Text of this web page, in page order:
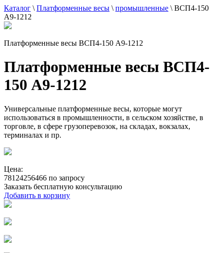
Каталог \ Платформенные весы \ промышленные \ ВСП4-150
А9-1212
Платформенные весы ВСП4-150 А9-1212
Платформенные весы ВСП4-
150 А9-1212
Универсальные платформенные весы, которые могут
использоваться в промышленности, в сельском хозяйстве, в
торговле, в сфере грузоперевозок, на складах, вокзалах,
терминалах и пр.
Цена:
78124256466 по запросу
Заказать бесплатную консультацию
Добавить в корзину